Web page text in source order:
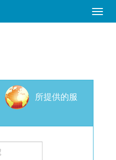
Toggle
所提供的服